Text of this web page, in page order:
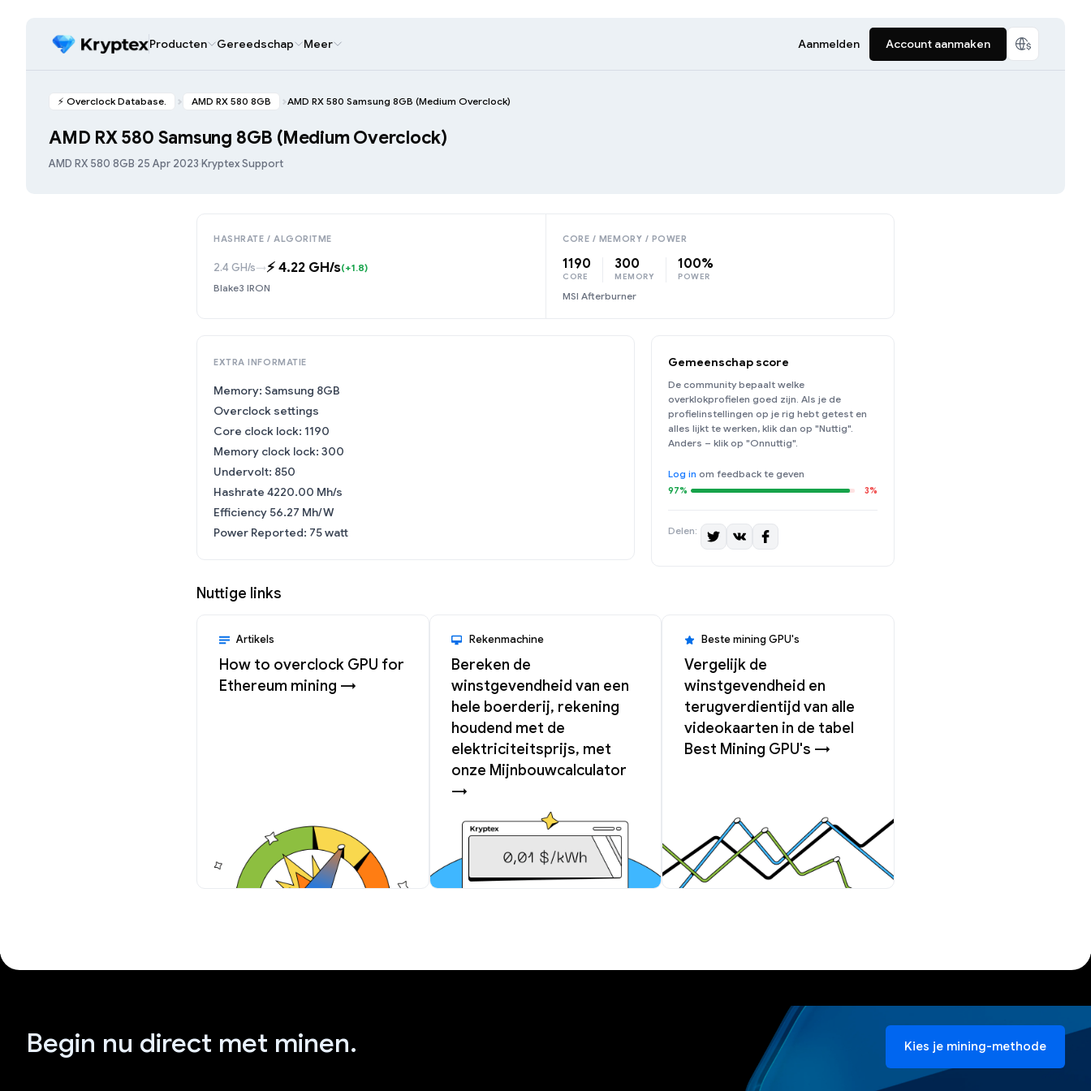
Producten Gereedschap Meer Aanmelden Account aanmaken
⚡️ Overclock Database. AMD RX 580 8GB AMD RX 580 Samsung 8GB (Medium Overclock)
AMD RX 580 Samsung 8GB (Medium Overclock)
AMD RX 580 8GB·25 Apr 2023·Kryptex Support
HASHRATE / ALGORITME
2.4 GH/s→⚡️ 4.22 GH/s(+1.8)
Blake3 IRON
CORE / MEMORY / POWER
1190
CORE
300
MEMORY
100%
POWER
MSI Afterburner
EXTRA INFORMATIE
Memory: Samsung 8GB
Overclock settings
Core clock lock: 1190
Memory clock lock: 300
Undervolt: 850
Hashrate 4220.00 Mh/s
Efficiency 56.27 Mh/W
Power Reported: 75 watt
Gemeenschap score
De community bepaalt welke
overklokprofielen goed zijn. Als je de
profielinstellingen op je rig hebt getest en
alles lijkt te werken, klik dan op "Nuttig".
Anders – klik op "Onnuttig".
Log in om feedback te geven
97% 3%
Delen:
Nuttige links
Artikels
How to overclock GPU for
Ethereum mining →
Rekenmachine
Bereken de
winstgevendheid van een
hele boerderij, rekening
houdend met de
elektriciteitsprijs, met
onze Mijnbouwcalculator
→
Beste mining GPU's
Vergelijk de
winstgevendheid en
terugverdientijd van alle
videokaarten in de tabel
Best Mining GPU's →
Begin nu direct met minen. Kies je mining-methode